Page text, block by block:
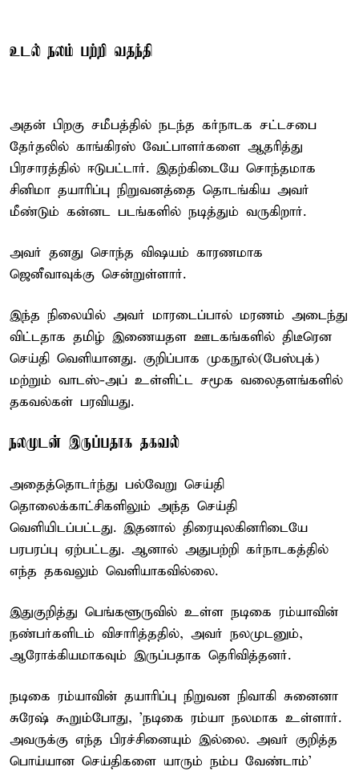
உடல் நலம் பற்றி வதந்தி
அதன் பிறகு சமீபத்தில் நடந்த கர்நாடக சட்டசபை
தேர்தலில் காங்கிரஸ் வேட்பாளர்களை ஆதரித்து
பிரசாரத்தில் ஈடுபட்டார். இதற்கிடையே சொந்தமாக
சினிமா தயாரிப்பு நிறுவனத்தை தொடங்கிய அவர்
மீண்டும் கன்னட படங்களில் நடித்தும் வருகிறார்.
அவர் தனது சொந்த விஷயம் காரணமாக
ஜெனீவாவுக்கு சென்றுள்ளார்.
இந்த நிலையில் அவர் மாரடைப்பால் மரணம் அடைந்து
விட்டதாக தமிழ் இணையதள ஊடகங்களில் திடீரென
செய்தி வெளியானது. குறிப்பாக முகநூல்(பேஸ்புக்)
மற்றும் வாடஸ்-அப் உள்ளிட்ட சமூக வலைதளங்களில்
தகவல்கள் பரவியது.
நலமுடன் இருப்பதாக தகவல்
அதைத்தொடர்ந்து பல்வேறு செய்தி
தொலைக்காட்சிகளிலும் அந்த செய்தி
வெளியிடப்பட்டது. இதனால் திரையுலகினரிடையே
பரபரப்பு ஏற்பட்டது. ஆனால் அதுபற்றி கர்நாடகத்தில்
எந்த தகவலும் வெளியாகவில்லை.
இதுகுறித்து பெங்களூருவில் உள்ள நடிகை ரம்யாவின்
நண்பர்களிடம் விசாரித்ததில், அவர் நலமுடனும்,
ஆரோக்கியமாகவும் இருப்பதாக தெரிவித்தனர்.
நடிகை ரம்யாவின் தயாரிப்பு நிறுவன நிவாகி சுனைனா
சுரேஷ் கூறும்போது, 'நடிகை ரம்யா நலமாக உள்ளார்.
அவருக்கு எந்த பிரச்சினையும் இல்லை. அவர் குறித்த
பொய்யான செய்திகளை யாரும் நம்ப வேண்டாம்'